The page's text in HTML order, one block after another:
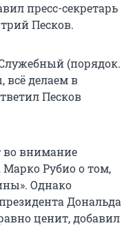
пресс-секретарь
Песков.
(порядок.
делаем в
Песков
во внимание
Рубио о том,
Однако
Дональда
ценит, добавил